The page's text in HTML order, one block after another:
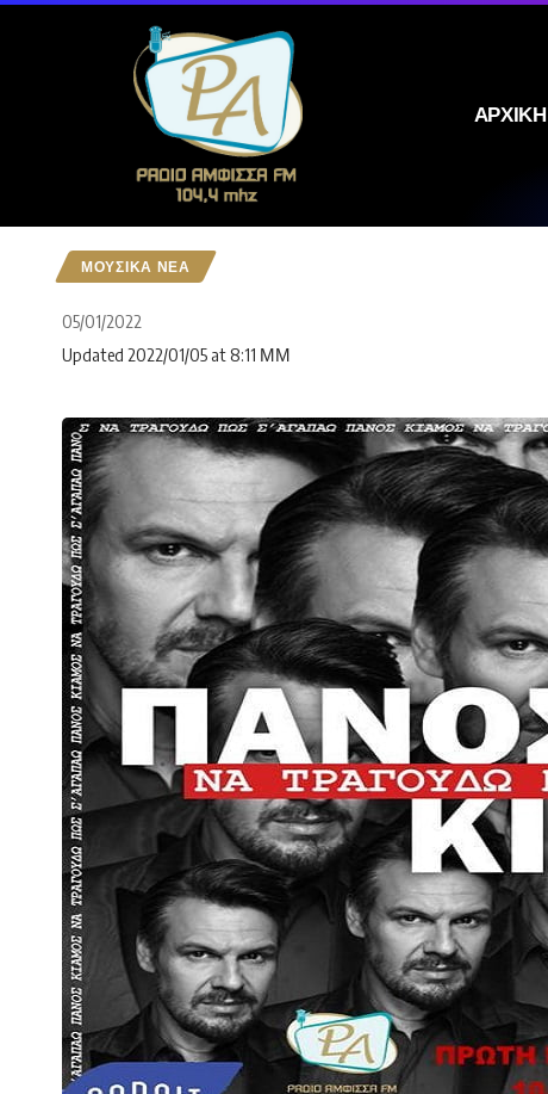
ΑΡΧΙΚΗ
ΜΟΥΣΙΚΑ ΝΕΑ
05/01/2022
Updated 2022/01/05 at 8:11 ΜΜ